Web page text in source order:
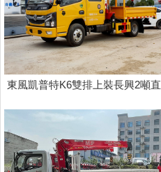
東風凱普特K6雙排上裝長興2噸直